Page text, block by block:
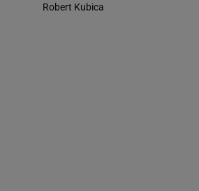
Robert Kubica